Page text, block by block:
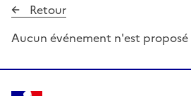
Retour
Aucun événement n'est